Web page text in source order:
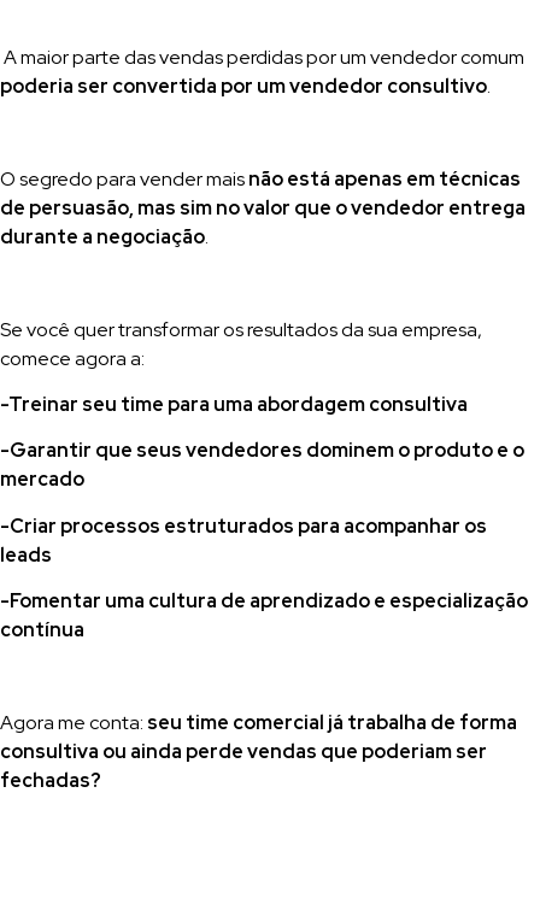
A maior parte das vendas perdidas por um vendedor comum
poderia ser convertida por um vendedor consultivo.
O segredo para vender maisnão está apenas em técnicas
de persuasão, mas sim no valor que o vendedor entrega
durante a negociação.
Se você quer transformar os resultados da sua empresa,
comece agora a:
-Treinar seu time para uma abordagem consultiva
-Garantir que seus vendedores dominem o produto e o
mercado
-Criar processos estruturados para acompanhar os
leads
-Fomentar uma cultura de aprendizado e especialização
contínua
Agora me conta: seu time comercial já trabalha de forma
consultiva ou ainda perde vendas que poderiam ser
fechadas?